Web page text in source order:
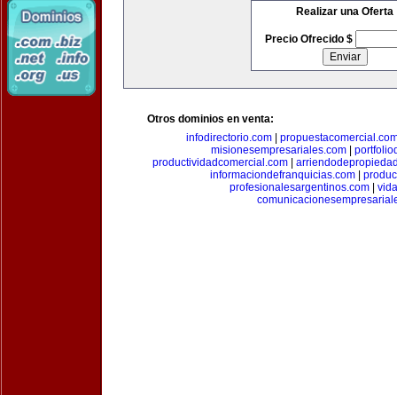
Realizar una Oferta
Precio Ofrecido $
Otros dominios en venta:
infodirectorio.com
misionesempresariales.com
productividadcomercial.com
informaciondefranquicias.com
profesionalesargentinos.com|